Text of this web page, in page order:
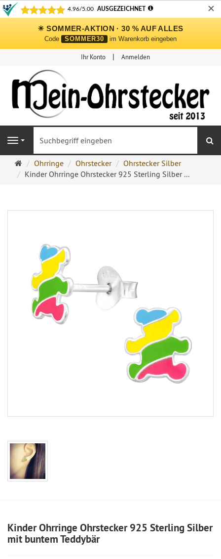
✕
☀ SOMMER-AKTION · 30 % AUF ALLES
Code SOMMER30 im Warenkorb eingeben
Ihr Konto Anmelden
Navigation
Ohrringe
Ohrstecker
Ohrringe Ohrstecker
Ohrstecker Silber
Kinder Ohrringe Ohrstecker 925 Sterling Silber ...
Kinder Ohrringe Ohrstecker 925 Sterling Silber
mit buntem Teddybär